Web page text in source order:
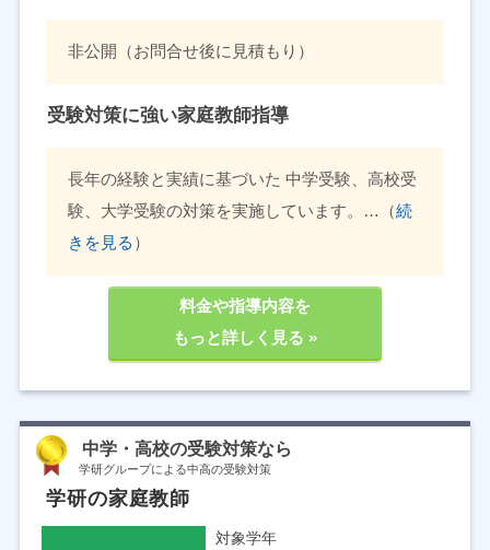
非公開（お問合せ後に見積もり）
受験対策に強い家庭教師指導
長年の経験と実績に基づいた 中学受験、高校受
験、大学受験の対策を実施しています。…（続
きを見る ）
料金や指導内容を
もっと詳しく見る »
中学・高校の受験対策なら
学研グループによる中高の受験対策
学研の家庭教師
対象学年